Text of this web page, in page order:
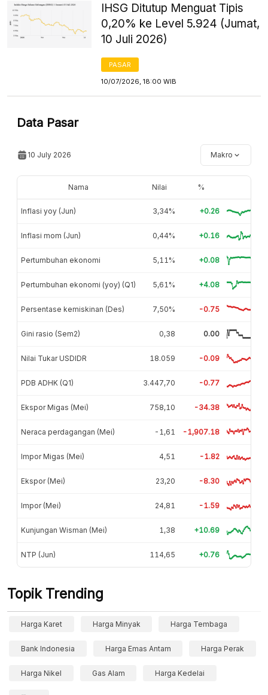
IHSG Ditutup Menguat Tipis
0,20% ke Level 5.924 (Jumat,
10 Juli 2026)
PASAR
10/07/2026, 18:00 WIB
Data Pasar
10 July 2026 Makro
Nama Nilai %
Inflasi yoy (Jun) 3,34% +0.26
Inflasi mom (Jun) 0,44% +0.16
Pertumbuhan ekonomi 5,11% +0.08
Pertumbuhan ekonomi (yoy) (Q1) 5,61% +4.08
Persentase kemiskinan (Des) 7,50% -0.75
Gini rasio (Sem2) 0,38 0.00
Nilai Tukar USDIDR 18.059 -0.09
PDB ADHK (Q1) 3.447,70 -0.77
Ekspor Migas (Mei) 758,10 -34.38
Neraca perdagangan (Mei) -1,61 -1,907.18
Impor Migas (Mei) 4,51 -1.82
Ekspor (Mei) 23,20 -8.30
Impor (Mei) 24,81 -1.59
Kunjungan Wisman (Mei) 1,38 +10.69
NTP (Jun) 114,65 +0.76
Topik Trending
Harga Karet Harga Minyak Harga Tembaga
Bank Indonesia Harga Emas Antam Harga Perak
Harga Nikel Gas Alam Harga Kedelai